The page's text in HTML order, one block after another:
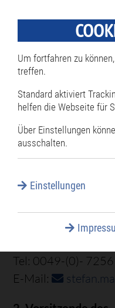
Tel: 0033 -(0)- 6
Madame
Brigitte Neveu
Tel: 0033 -(0)- 5
Bürgermeister
des
Tel: 0049-(0)-
E-Mail:
Um fortfahren zu
treffen.
Standard aktiviert
helfen die Webseite für
Über Einstellungen
ausschalten.
Einstellungen